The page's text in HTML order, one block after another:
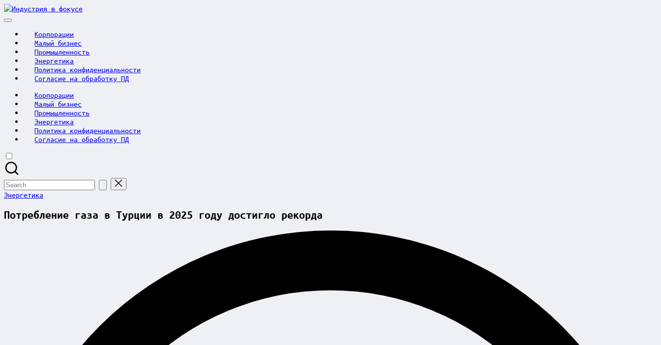
Skip
to
Индустрия
Корпорации
Малый бизнес
Промышленность
Энергетика
Политика конфиденциальности
Согласие на обработку ПД
Корпорации
Малый бизнес
Промышленность
Энергетика
Политика конфиденциальности
Согласие на обработку ПД
Search
for:
Posted
Энергетика
Потребление газа в Турции в 2025 году достигло рекорда